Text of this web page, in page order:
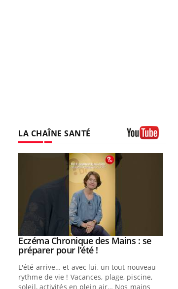
LA CHAÎNE SANTÉ
Youtube
Eczéma Chronique des Mains : se
préparer pour l’été !Youtube
L'été arrive… et avec lui, un tout nouveau
rythme de vie ! Vacances, plage, piscine,
soleil, activités en plein air… Nos mains